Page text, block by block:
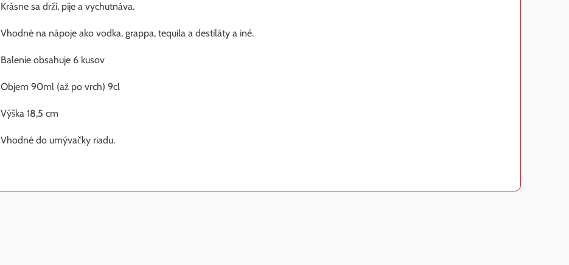
Krásne sa drží, pije a vychutnáva.
Vhodné na nápoje ako vodka, grappa, tequila a destiláty a iné.
Balenie obsahuje 6 kusov
Objem 90ml (až po vrch) 9cl
Výška 18,5 cm
Vhodné do umývačky riadu.